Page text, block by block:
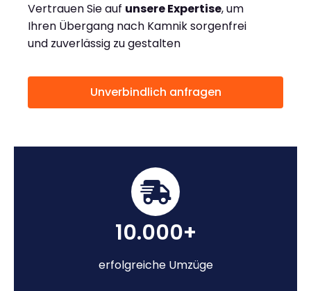
Vertrauen Sie auf unsere Expertise, um
Ihren Übergang nach Kamnik sorgenfrei
und zuverlässig zu gestalten
Unverbindlich anfragen
10.000+
erfolgreiche Umzüge